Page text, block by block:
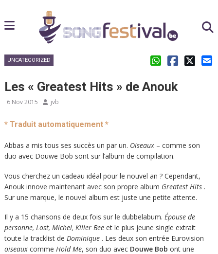
UNCATEGORIZED
Les « Greatest Hits » de Anouk
6 Nov 2015 jvb
* Traduit automatiquement *
Abbas a mis tous ses succès un par un. Oiseaux– comme son
duo avec Douwe Bob sont sur l’album de compilation.
Vous cherchez un cadeau idéal pour le nouvel an ? Cependant,
Anouk innove maintenant avec son propre album Greatest Hits.
Sur une marque, le nouvel album est juste une petite attente.
Il y a 15 chansons de deux fois sur le dubbelabum. Épouse de
personne, Lost, Michel, Killer Beeet le plus jeune single extrait
toute la tracklist de Dominique. Les deux son entrée Eurovision
oiseauxcomme Hold Me, son duo avec Douwe Bob ont une